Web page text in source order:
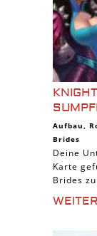
Aufbau,
Brides
Deine
Karte
Brides